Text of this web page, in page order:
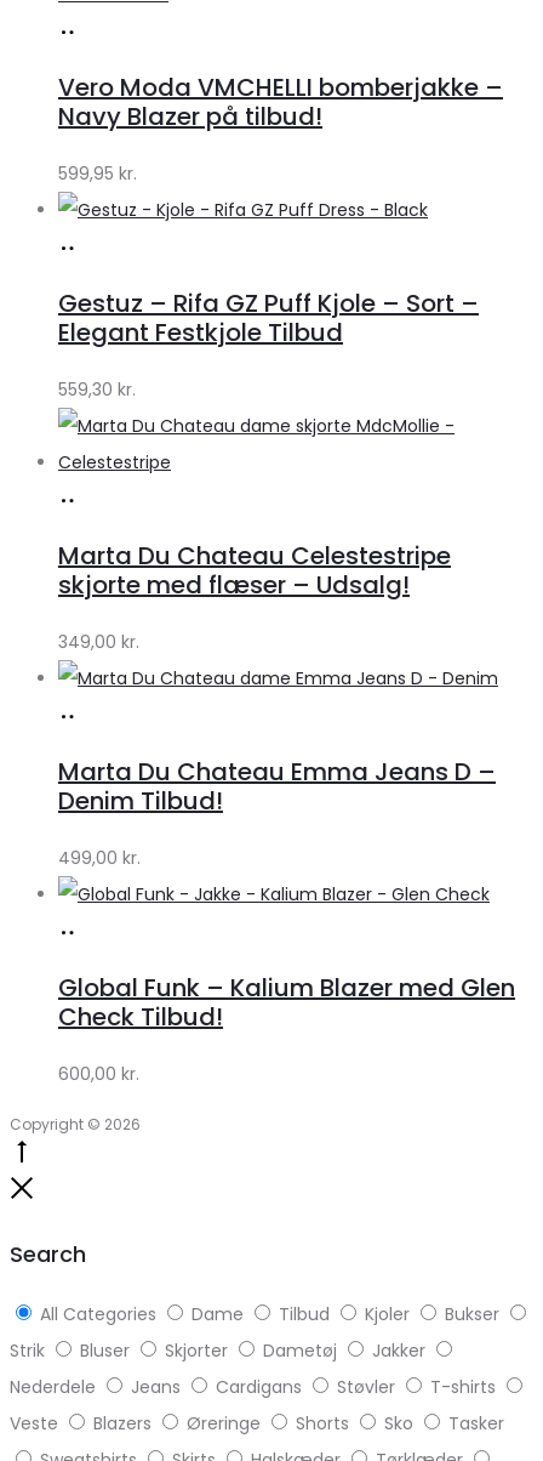
Klædeskabet.dk
Vero Moda VMCHELLI bomberjakke –
Navy Blazer på tilbud!
599,95 kr.
Lykke
by
Lykke
Gestuz – Rifa GZ Puff Kjole – Sort –
Elegant Festkjole Tilbud
559,30 kr.
Klædeskabet.dk
Marta Du Chateau Celestestripe
skjorte med flæser – Udsalg!
349,00 kr.
Klædeskabet.dk
Marta Du Chateau Emma Jeans D –
Denim Tilbud!
499,00 kr.
Lykke
Lykke
Global Funk – Kalium Blazer med Glen
Check Tilbud!
600,00 kr.
Copyright © 2026
Search
All Categories Dame Tilbud Kjoler
Bukser
Strik
Bluser Skjorter Dametøj
Jakker
Nederdele
Jeans Cardigans Støvler
T-shirts
Veste
Blazers Øreringe Shorts Sko
Tasker